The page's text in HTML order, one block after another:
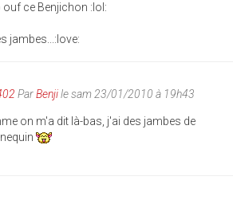
ouf ce Benjichon :lol:
jambes...:love:
ParBenjile sam 23/01/2010 à 19h43
on m'a dit là-bas, j'ai des jambes de